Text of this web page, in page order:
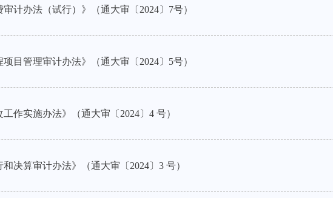
审计办法（试行）》（通大审〔2024〕7号）
项目管理审计办法》（通大审〔2024〕5号）
工作实施办法》（通大审〔2024〕4 号）
和决算审计办法》（通大审〔2024〕3 号）